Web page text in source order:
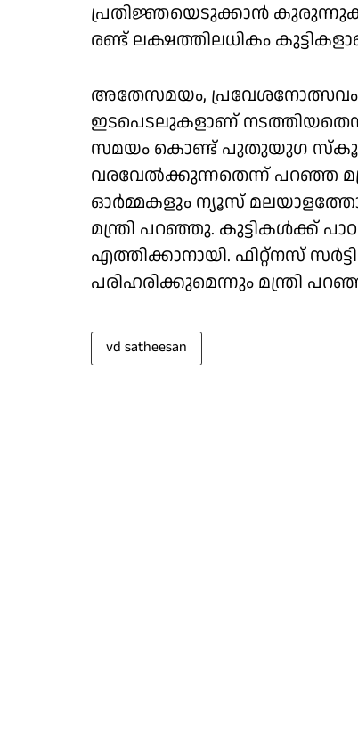
പ്രതിജ്ഞയെടുക്കാൻ
രണ്ട് ലക്ഷത്തിലധികം
അതേസമയം, പ്രവേശനോത്സവം
ഇടപെടലുകളാണ്
സമയം കൊണ്ട് പുതുയുഗ
വരവേൽക്കുന്നതെന്ന് പറഞ്ഞ
ഓർമ്മകളും ന്യൂസ്
മന്ത്രി പറഞ്ഞു.
എത്തിക്കാനായി. ഫിറ്റ്നസ്
പരിഹരിക്കുമെന്നും മന്ത്രി
vd satheesan